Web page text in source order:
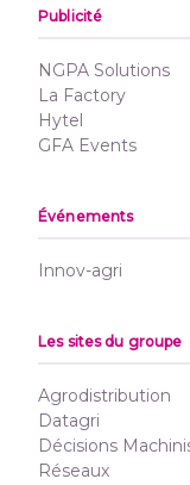
Publicité
NGPA Solutions
La Factory
Hytel
GFA Events
Événements
Innov-agri
Les sites du groupe
Agrodistribution
Datagri
Décisions
Réseaux